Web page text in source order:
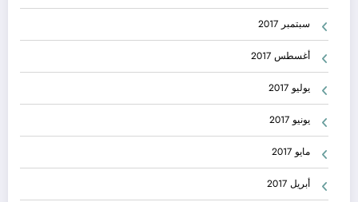
سبتمبر 2017
أغسطس 2017
يوليو 2017
يونيو 2017
مايو 2017
أبريل 2017